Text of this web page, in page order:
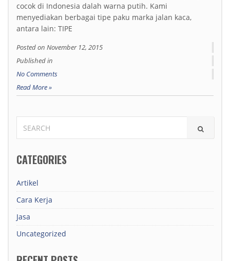
cocok di Indonesia dalah warna putih. Kami
menyediakan berbagai tipe paku marka jalan kaca,
antara lain: TIPE
Posted on November 12, 2015
Published in
No Comments
Read More »
FOR:
CATEGORIES
Artikel
Cara Kerja
Jasa
Uncategorized